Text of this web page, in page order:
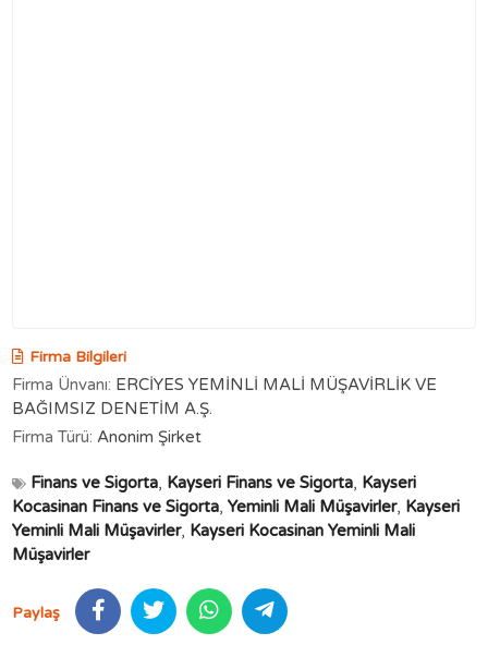
Firma Bilgileri
Firma Ünvanı: ERCİYES YEMİNLİ MALİ MÜŞAVİRLİK VE
BAĞIMSIZ DENETİM A.Ş.
Firma Türü: Anonim Şirket
Finans ve Sigorta, Kayseri Finans ve Sigorta, Kayseri
Kocasinan Finans ve Sigorta,Yeminli Mali Müşavirler, Kayseri
Yeminli Mali Müşavirler, Kayseri Kocasinan Yeminli Mali
Müşavirler
Paylaş